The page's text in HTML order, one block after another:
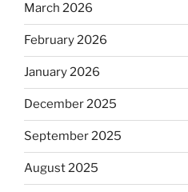
March 2026
February 2026
January 2026
December 2025
September 2025
August 2025